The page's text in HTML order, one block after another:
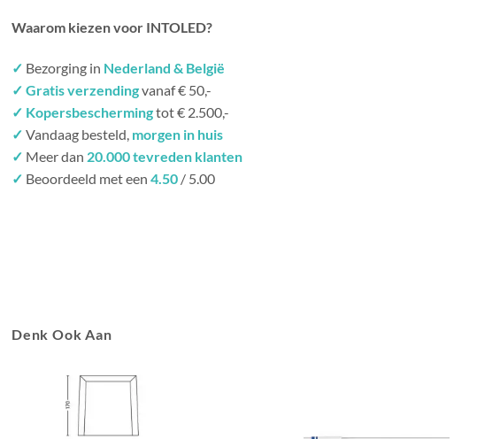
Waarom kiezen voor INTOLED?
✓ Bezorging in Nederland & België
✓ Gratis verzendingvanaf € 50,-
✓ Kopersbeschermingtot € 2.500,-
✓ Vandaag besteld, morgen in huis
✓ Meer dan 20.000 tevreden klanten
✓ Beoordeeld met een 4.50 / 5.00
Denk Ook Aan